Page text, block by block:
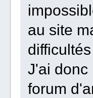
au site
J'ai donc
forum